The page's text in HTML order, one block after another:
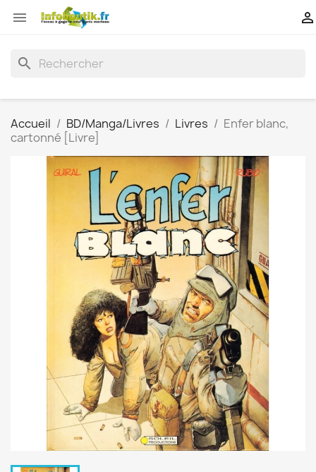
 
search
Accueil BD/Manga/Livres Livres
Enfer blanc,
cartonné [Livre]